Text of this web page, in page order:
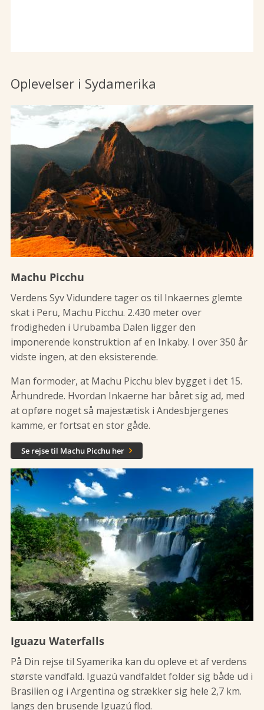
Oplevelser i Sydamerika
Machu Picchu
Verdens Syv Vidundere tager os til Inkaernes glemte
skat i Peru, Machu Picchu. 2.430 meter over
frodigheden i Urubamba Dalen ligger den
imponerende konstruktion af en Inkaby. I over 350 år
vidste ingen, at den eksisterende.
Man formoder, at Machu Picchu blev bygget i det 15.
Århundrede. Hvordan Inkaerne har båret sig ad, med
at opføre noget så majestætisk i Andesbjergenes
kamme, er fortsat en stor gåde.
Se rejse til Machu Picchu her 
Iguazu Waterfalls
På Din rejse til Syamerika kan du opleve et af verdens
største vandfald. Iguazú vandfaldet folder sig både ud i
Brasilien og i Argentina og strækker sig hele 2,7 km.
langs den brusende Iguazú flod.